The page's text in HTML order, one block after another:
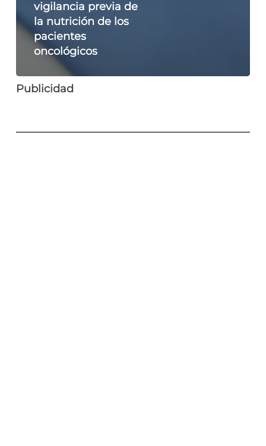
vigilancia previa de
la nutrición de los
pacientes
oncológicos
Publicidad